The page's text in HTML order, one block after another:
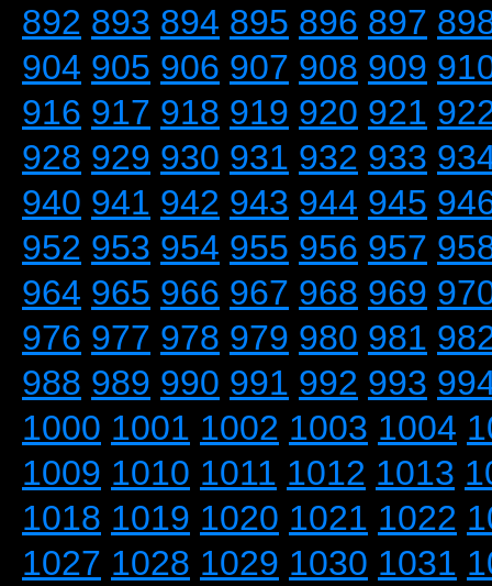
892 893 894 895 896 897
904 905 906 907 908 909
916 917 918 919 920 921
928 929 930 931 932 933
940 941 942 943 944 945
952 953 954 955 956 957
964 965 966 967 968 969
976 977 978 979 980 981
988 989 990 991 992 993
1000 1001 1002 1003 1004
1009 1010 1011 1012 1013
1018 1019 1020 1021 1022
1027 1028 1029 1030 1031